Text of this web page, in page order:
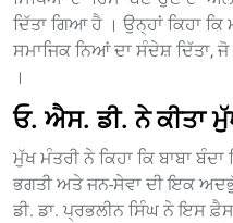
ਦਿੱਤਾ ਗਿਆ ਹੈ । ਉਨ੍ਹਾਂ ਕਿਹਾ
ਸਮਾਜਿਕ ਨਿਆਂ ਦਾ ਸੰਦੇਸ਼ ਦਿੱਤਾ,
।
ਓ. ਐਸ. ਡੀ. ਨੇ ਕੀਤਾ
ਮੁੱਖ ਮੰਤਰੀ ਨੇ ਕਿਹਾ ਕਿ ਬਾਬਾ
ਭਗਤੀ ਅਤੇ ਜਨ-ਸੇਵਾ ਦੀ ਇਕ
ਡੀ. ਡਾ. ਪ੍ਰਭਲੀਨ ਸਿੰਘ ਨੇ ਇਸ